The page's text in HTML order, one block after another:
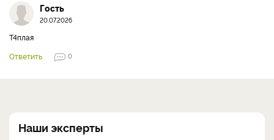
Гость
20.07.2026
Т4плая
Ответить
0
Наши эксперты